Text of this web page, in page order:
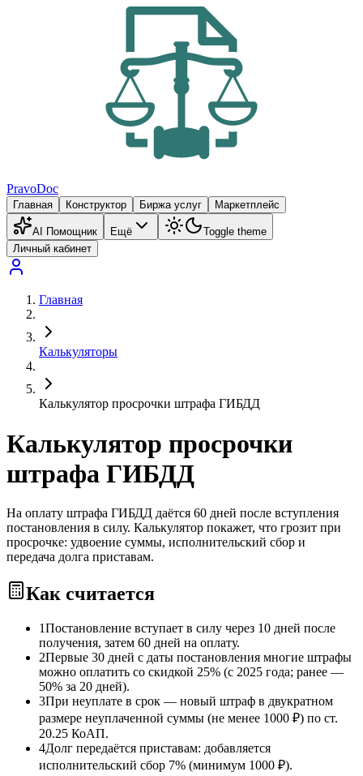
PravoDoc
Главная Конструктор Биржа услуг Маркетплейс
AI Помощник Ещё
Toggle theme
Личный кабинет
Главная
Калькуляторы
Калькулятор просрочки штрафа ГИБДД
Калькулятор просрочки
штрафа ГИБДД
На оплату штрафа ГИБДД даётся 60 дней после вступления
постановления в силу. Калькулятор покажет, что грозит при
просрочке: удвоение суммы, исполнительский сбор и
передача долга приставам.
Как считается
1Постановление вступает в силу через 10 дней после
получения, затем 60 дней на оплату.
2Первые 30 дней с даты постановления многие штрафы
можно оплатить со скидкой 25% (с 2025 года; ранее —
50% за 20 дней).
3При неуплате в срок — новый штраф в двукратном
размере неуплаченной суммы (не менее 1000 ₽) по ст.
20.25 КоАП.
4Долг передаётся приставам: добавляется
исполнительский сбор 7% (минимум 1000 ₽).